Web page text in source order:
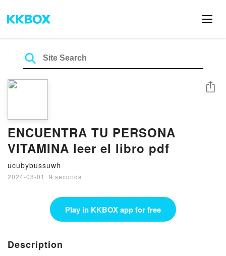
ENCUENTRA TU PERSONA
VITAMINA leer el libro pdf
ucubybussuwh
2024-08-01 · 9 seconds
Share
Play in KKBOX app for free
Description